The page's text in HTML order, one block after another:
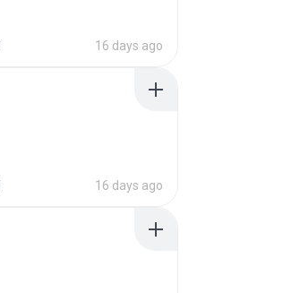
16 days ago
16 days ago